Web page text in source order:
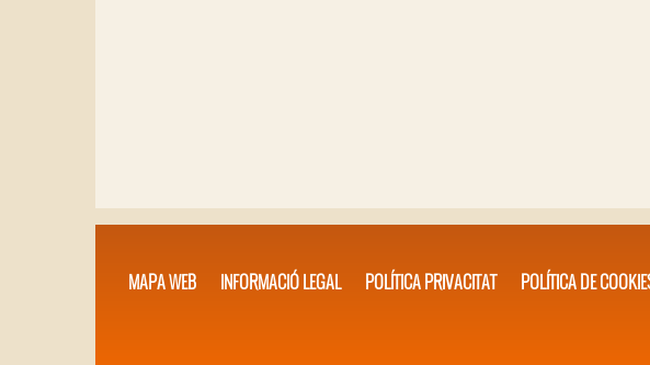
MAPA WEB INFORMACIÓ LEGAL POLÍTICA PRIVACITAT POLÍTICA DE